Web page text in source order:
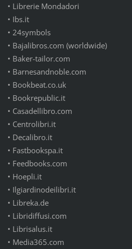
• Librerie Mondadori
• Ibs.it
• 24symbols
• Bajalibros.com (worldwide)
• Baker-tailor.com
• Barnesandnoble.com
• Bookbeat.co.uk
• Bookrepublic.it
• Casadellibro.com
• Centrolibri.it
• Decalibro.it
• Fastbookspa.it
• Feedbooks.com
• Hoepli.it
• Ilgiardinodeilibri.it
• Libreka.de
• Libridiffusi.com
• Librisalus.it
• Media365.com